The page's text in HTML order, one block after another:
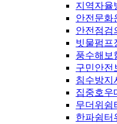
지역자율
안전문화
안전점검
빗물펌프
풍수해보
구민안전
침수방지
집중호우
무더위쉼
한파쉼터